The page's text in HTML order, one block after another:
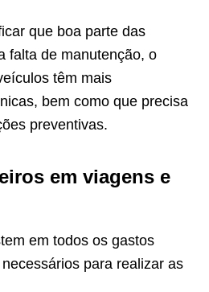
que boa parte das
falta de manutenção, o
têm mais
bem como que precisa
preventivas.
em viagens e
em todos os gastos
para realizar as